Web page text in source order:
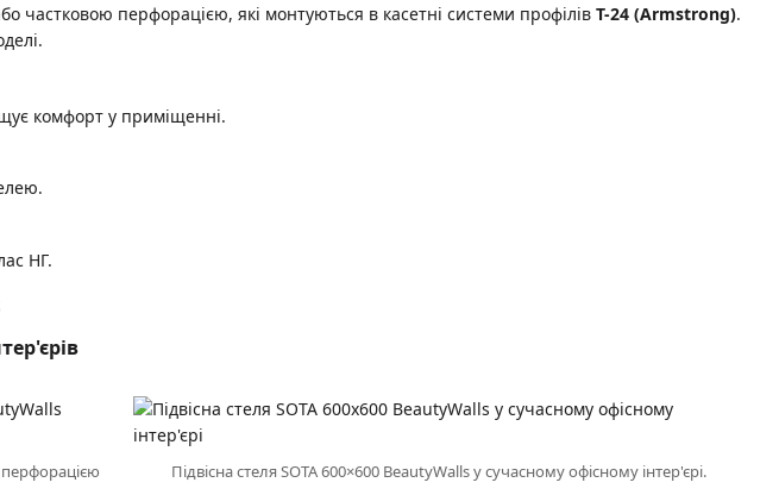
частковою перфорацією, які монтуються в касетні системи профілів T-24 (Armstrong).
комфорт у приміщенні.
НГ.
Підвісна стеля SOTA 600×600 BeautyWalls у сучасному офісному інтер'єрі.